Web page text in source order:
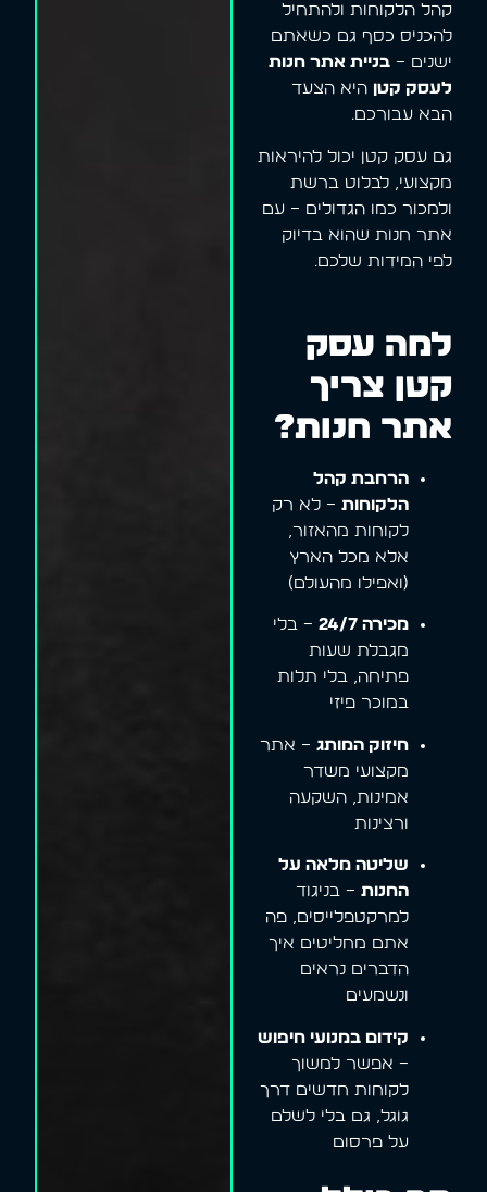
קהל הלקוחות ולהתחיל
להכניס כסף גם כשאתם
ישנים –בניית אתר חנות
לעסק קטן היא הצעד
הבא עבורכם.
גם עסק קטן יכול להיראות
מקצועי, לבלוט ברשת
ולמכור כמו הגדולים – עם
אתר חנות שהוא בדיוק
לפי המידות שלכם.
למה עסק
קטן צריך
אתר חנות?
הרחבת קהל
הלקוחות – לא רק
לקוחות מהאזור,
אלא מכל הארץ
(ואפילו מהעולם)
מכירה 24/7
– בלי
מגבלת שעות
פתיחה, בלי תלות
במוכר פיזי
חיזוק המותג – אתר
מקצועי משדר
אמינות, השקעה
ורצינות
שליטה מלאה על
החנות – בניגוד
למרקטפלייסים, פה
אתם מחליטים איך
הדברים נראים
ונשמעים
קידום במנועי חיפוש
– אפשר למשוך
לקוחות חדשים דרך
גוגל, גם בלי לשלם
על פרסום